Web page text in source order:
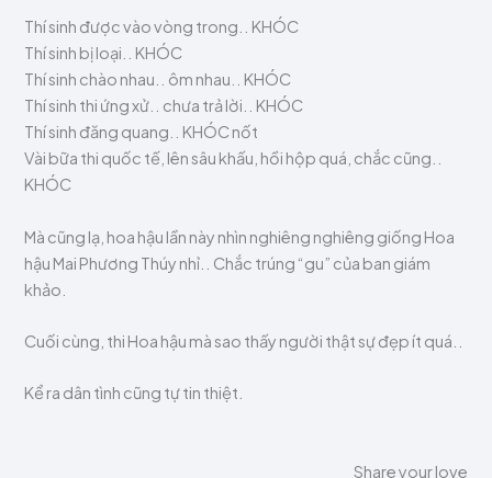
Thí sinh được vào vòng trong.. KHÓC
Thí sinh bị loại.. KHÓC
Thí sinh chào nhau.. ôm nhau.. KHÓC
Thí sinh thi ứng xử.. chưa trả lời.. KHÓC
Thí sinh đăng quang.. KHÓC nốt
Vài bữa thi quốc tế, lên sâu khấu, hồi hộp quá, chắc cũng..
KHÓC
Mà cũng lạ, hoa hậu lần này nhìn nghiêng nghiêng giống Hoa
hậu Mai Phương Thúy nhỉ.. Chắc trúng “gu” của ban giám
khảo.
Cuối cùng, thi Hoa hậu mà sao thấy người thật sự đẹp ít quá..
Kể ra dân tình cũng tự tin thiệt.
Share your love